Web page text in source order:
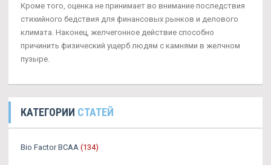
Кроме того, оценка не принимает во внимание последствия
стихийного бедствия для финансовых рынков и делового
климата. Наконец, желчегонное действие способно
причинить физический ущерб людям с камнями в желчном
пузыре.
КАТЕГОРИИ СТАТЕЙ
Bio Factor BCAA (134)